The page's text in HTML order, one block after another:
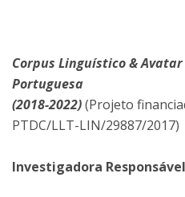
Corpus Linguístico &
Portuguesa
(2018-2022)(Projeto
PTDC/LLT-LIN/29887/2017)
Investigadora